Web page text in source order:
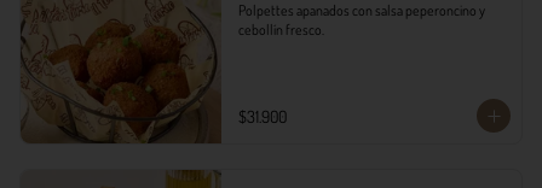
Polpettes apanados con salsa peperoncino y
cebollín fresco.
$31.900